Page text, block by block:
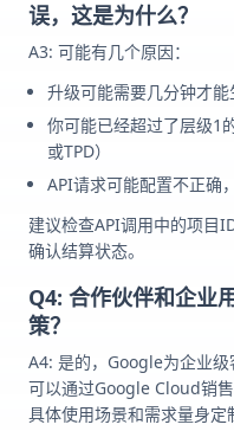
误，这是为什么？
A3: 可能有几个原因：
升级可能需要几分钟才能
你可能已经超过了层级1
或TPD）
API请求可能配置不正确
建议检查API调用中的项目
确认结算状态。
Q4: 合作伙伴和企业
策？
A4: 是的，Google为企业
可以通过Google Cloud销
具体使用场景和需求量身定